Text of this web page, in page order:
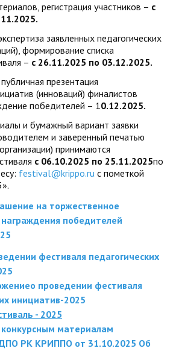
регистрация участников – с
5.
заявленных педагогических
формирование списка
– с 26.11.2025 по 03.12.2025.
презентация
(инноваций) финалистов
победителей – 10.12.2025.
и бумажный вариант заявки
и заверенный печатью
принимаются
с 06.10.2025 по 25.11.2025по
festival@krippo.ru с пометкой
на торжественное
победителей
фестиваля педагогических
о проведении фестиваля
инициатив-2025
- 2025
материалам
РК КРИППО от 31.10.2025 Об